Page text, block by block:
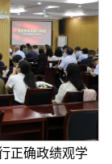
正确政绩观学